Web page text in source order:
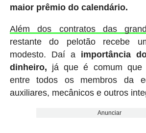
maior prêmio do calendário.
Além dos contratos das
restante do pelotão recebe
modesto. Daí a importância
dinheiro, já que é comum que
entre todos os membros da
auxiliares, mecânicos e outros
Anunciar